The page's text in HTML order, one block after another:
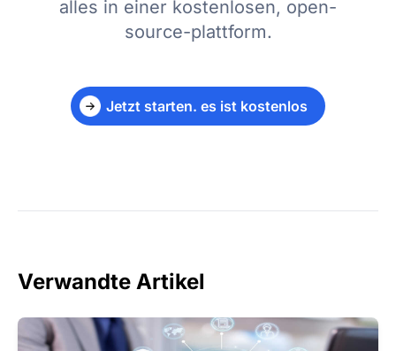
alles in einer kostenlosen, open-
source-plattform.
Jetzt starten. es ist kostenlos
Verwandte Artikel